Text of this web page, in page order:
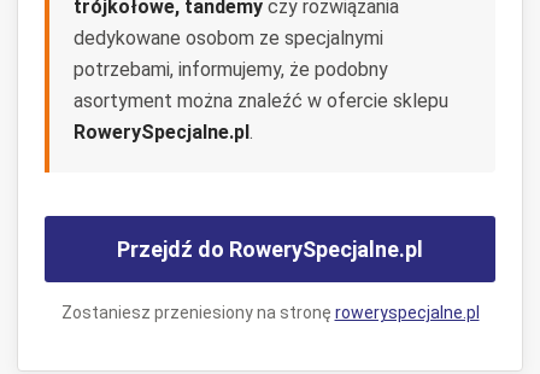
trójkołowe, tandemy czy rozwiązania
dedykowane osobom ze specjalnymi
potrzebami, informujemy, że podobny
asortyment można znaleźć w ofercie sklepu
RowerySpecjalne.pl.
Przejdź do RowerySpecjalne.pl
Zostaniesz przeniesiony na stronę roweryspecjalne.pl